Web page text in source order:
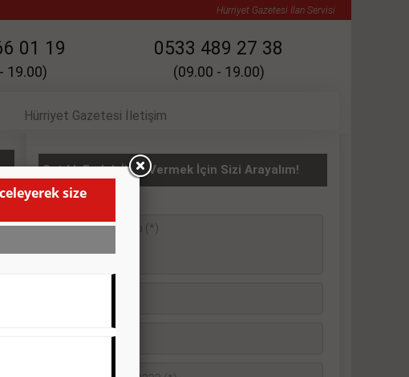
Hürriyet Gazetesi İlan Servisi
01 19
19.00)
0533 489 27 38
(09.00 - 19.00)
Hürriyet Gazetesi İletişim
Satılık Emlak İlanı Vermek İçin Sizi Arayalım!
size